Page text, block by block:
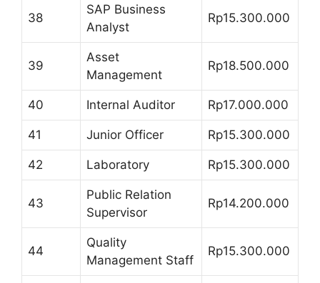
38
SAP Business
Analyst
Rp15.300.000
39
Asset
Management
Rp18.500.000
40 Internal Auditor Rp17.000.000
41 Junior Officer Rp15.300.000
42 Laboratory Rp15.300.000
43
Public Relation
Supervisor
Rp14.200.000
44
Quality
Management Staff
Rp15.300.000